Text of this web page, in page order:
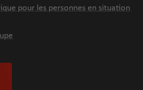
pour les personnes en situation